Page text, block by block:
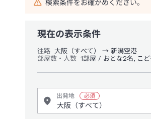
検索条件をお確かめください。
現在の表示条件
往路 大阪（すべて） → 新潟空港
部屋数・人数
出発地